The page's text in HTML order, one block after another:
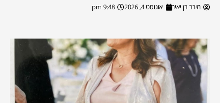
מירב בן יאיר אוגוסט 4, 2026 9:48 pm